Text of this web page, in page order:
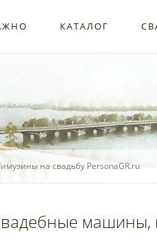
КАТАЛОГ
на свадьбу PersonaGR.ru
машины,